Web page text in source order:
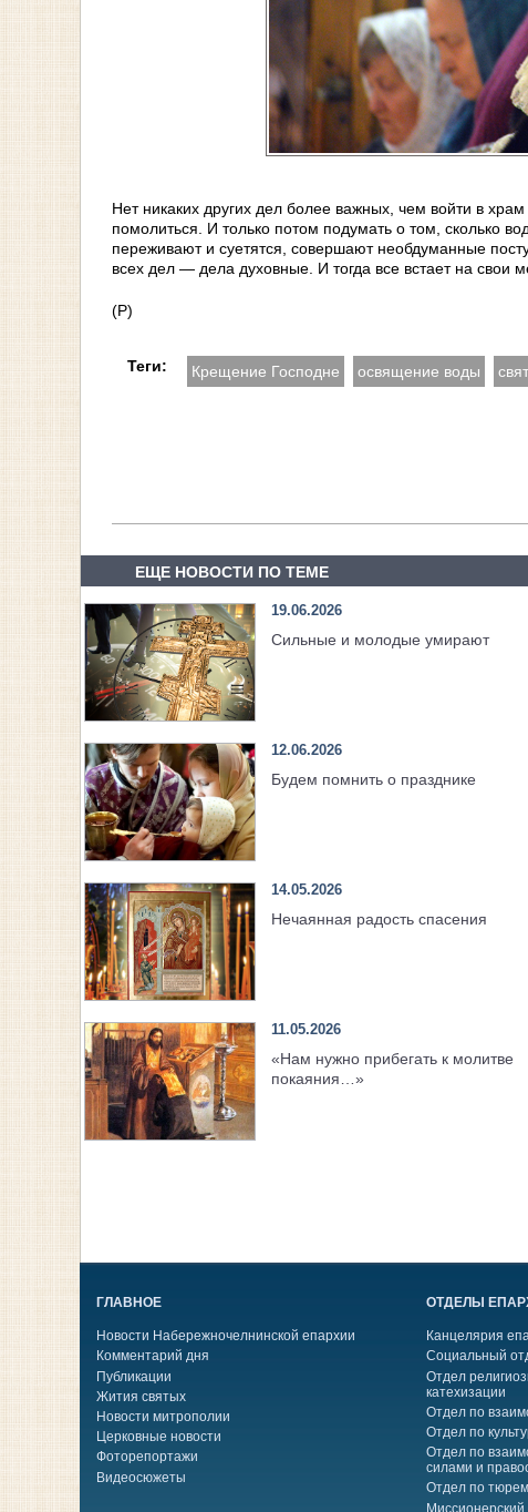
Нет никаких других дел более важных, чем войти в
помолиться. И только потом подумать о том, сколько
переживают и суетятся, совершают необдуманные
всех дел — дела духовные. И тогда все встает на
(Р)
Теги: Крещение Господне освящение воды
ЕЩЕ НОВОСТИ ПО ТЕМЕ
19.06.2026
Сильные и молодые умирают
12.06.2026
Будем помнить о празднике
14.05.2026
Нечаянная радость спасения
11.05.2026
«Нам нужно прибегать к молитве
покаяния…»
ГЛАВНОЕ
Новости Набережночелнинской епархии
Комментарий дня
Публикации
Жития святых
Новости митрополии
Церковные новости
Фоторепортажи
Видеосюжеты
ОТДЕЛЫ
Канцелярия
Социальный
Отдел
катехизации
Отдел по
Отдел по
Отдел по
силами и
Отдел по
Миссионерский